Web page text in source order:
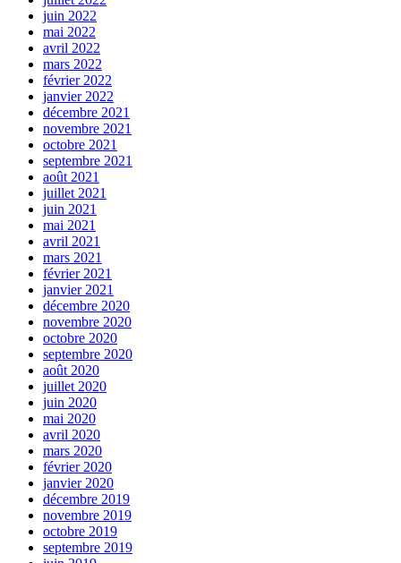
juin 2022
mai 2022
avril 2022
mars 2022
février 2022
janvier 2022
décembre 2021
novembre 2021
octobre 2021
septembre 2021
août 2021
juillet 2021
juin 2021
mai 2021
avril 2021
mars 2021
février 2021
janvier 2021
décembre 2020
novembre 2020
octobre 2020
septembre 2020
août 2020
juillet 2020
juin 2020
mai 2020
avril 2020
mars 2020
février 2020
janvier 2020
décembre 2019
novembre 2019
octobre 2019
septembre 2019